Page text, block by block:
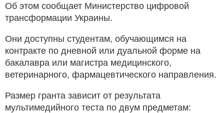
Об этом сообщает Министерство цифровой
трансформации Украины.
Они доступны студентам, обучающимся на
контракте по дневной или дуальной форме на
бакалавра или магистра медицинского,
ветеринарного, фармацевтического направления.
Размер гранта зависит от результата
мультимедийного теста по двум предметам: